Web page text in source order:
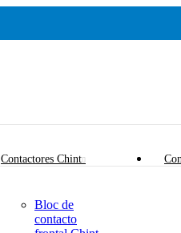
Contactores Chint
Bloc de
contacto